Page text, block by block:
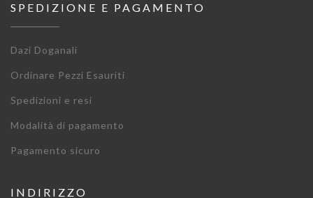
SPEDIZIONE E PAGAMENTO
Dazi Doganali
Ordinare Pezzi Esauriti
Spedizioni e resi
Modalità di pagamento
Pagamento sicuro
INDIRIZZO